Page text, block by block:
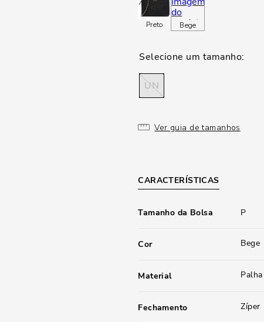
Preto Bege
UN
Ver guia de tamanhos
CARACTERÍSTICAS
Tamanho da Bolsa P
Cor Bege
Material Palha
Fechamento Zíper